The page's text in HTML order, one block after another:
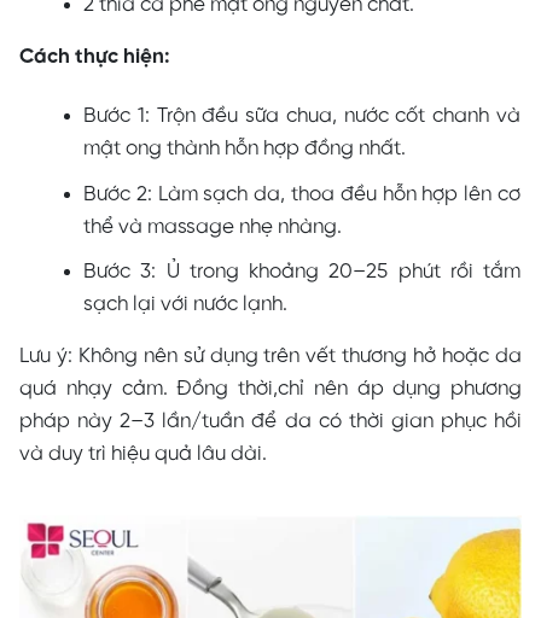
2 thìa cà phê mật ong nguyên chất.
Cách thực hiện:
Bước 1: Trộn đều sữa chua, nước cốt chanh và
mật ong thành hỗn hợp đồng nhất.
Bước 2: Làm sạch da, thoa đều hỗn hợp lên cơ
thể và massage nhẹ nhàng.
Bước 3: Ủ trong khoảng 20–25 phút rồi tắm
sạch lại với nước lạnh.
Lưu ý: Không nên sử dụng trên vết thương hở hoặc da
quá nhạy cảm. Đồng thời,chỉ nên áp dụng phương
pháp này 2–3 lần/tuần để da có thời gian phục hồi
và duy trì hiệu quả lâu dài.